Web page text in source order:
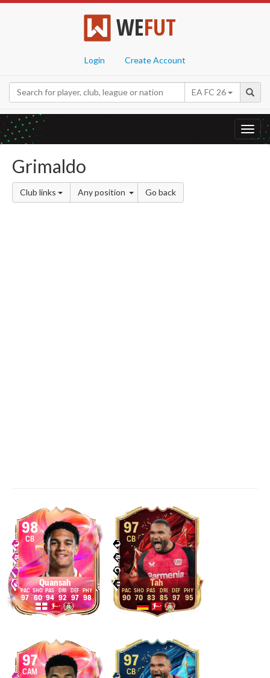
WEFUT
Login Create Account
EA FC 26
Grimaldo
Club links Any position Go back
98
CB
Quansah
97 60 94 92 97 98
97
CB
Tah
90 70 83 85 97 95
97
CAM
97
CB